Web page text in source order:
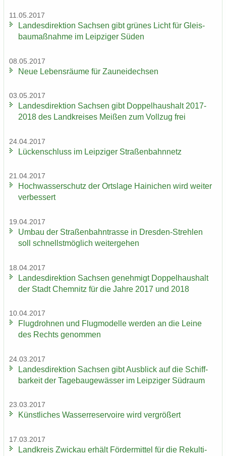
11.05.2017
Lan­des­di­rek­ti­on Sach­sen gibt grü­nes Licht für Gleis­
bau­maß­nah­me im Leip­zi­ger Süden
08.05.2017
Neue Le­bens­räu­me für Zaun­ei­dech­sen
03.05.2017
Lan­des­di­rek­ti­on Sach­sen gibt Dop­pel­haus­halt 2017-
2018 des Land­krei­ses Mei­ßen zum Voll­zug frei
24.04.2017
Lü­cken­schluss im Leip­zi­ger Stra­ßen­bahn­netz
21.04.2017
Hoch­was­ser­schutz der Orts­la­ge Hai­ni­chen wird wei­ter
ver­bes­sert
19.04.2017
Umbau der Stra­ßen­bahn­tras­se in Dresden-​Strehlen
soll schnellst­mög­lich wei­ter­ge­hen
18.04.2017
Lan­des­di­rek­ti­on Sach­sen ge­neh­migt Dop­pel­haus­halt
der Stadt Chem­nitz für die Jahre 2017 und 2018
10.04.2017
Flug­droh­nen und Flug­mo­del­le wer­den an die Leine
des Rechts ge­nom­men
24.03.2017
Lan­des­di­rek­ti­on Sach­sen gibt Aus­blick auf die Schiff­
bar­keit der Ta­ge­bau­ge­wäs­ser im Leip­zi­ger Süd­raum
23.03.2017
Künst­li­ches Was­ser­re­ser­voi­re wird ver­grö­ßert
17.03.2017
Land­kreis Zwi­ckau er­hält För­der­mit­tel für die Re­kul­ti­